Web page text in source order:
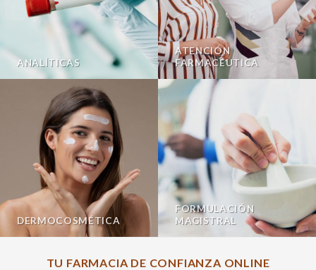
ANALÍTICAS
ATENCIÓN
FARMACÉUTICA
DERMOCOSMÉTICA
FORMULACIÓN
MAGISTRAL
TU FARMACIA DE CONFIANZA ONLINE